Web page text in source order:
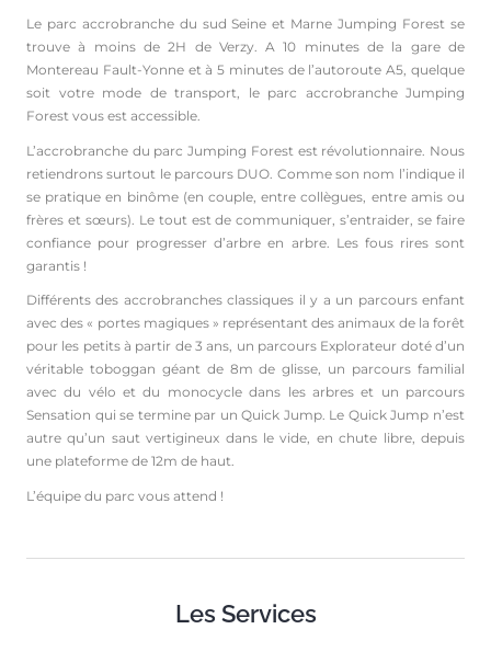
Le parc accrobranche du sud Seine et Marne Jumping Forest se
trouve à moins de 2H de Verzy. A 10 minutes de la gare de
Montereau Fault-Yonne et à 5 minutes de l’autoroute A5, quelque
soit votre mode de transport, le parc accrobranche Jumping
Forest vous est accessible.
L’accrobranche du parc Jumping Forest est révolutionnaire. Nous
retiendrons surtout le parcours DUO. Comme son nom l’indique il
se pratique en binôme (en couple, entre collègues, entre amis ou
frères et sœurs). Le tout est de communiquer, s’entraider, se faire
confiance pour progresser d’arbre en arbre. Les fous rires sont
garantis !
Différents des accrobranches classiques il y a un parcours enfant
avec des « portes magiques » représentant des animaux de la forêt
pour les petits à partir de 3 ans, un parcours Explorateur doté d’un
véritable toboggan géant de 8m de glisse, un parcours familial
avec du vélo et du monocycle dans les arbres et un parcours
Sensation qui se termine par un Quick Jump. Le Quick Jump n’est
autre qu’un saut vertigineux dans le vide, en chute libre, depuis
une plateforme de 12m de haut.
L’équipe du parc vous attend !
Les Services